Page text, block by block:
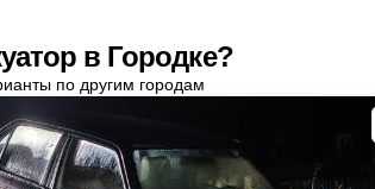
в Городке?
по другим городам